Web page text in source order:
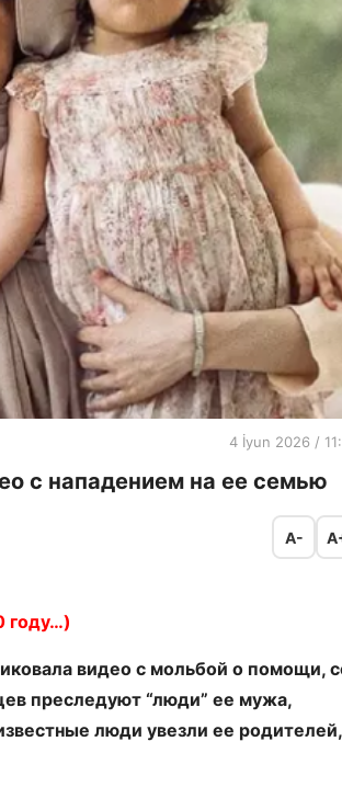
4 İyun 2026 /
с нападением на ее семью
A-
году…)
видео с мольбой о помощи,
преследуют “люди” ее мужа,
люди увезли ее родителей,